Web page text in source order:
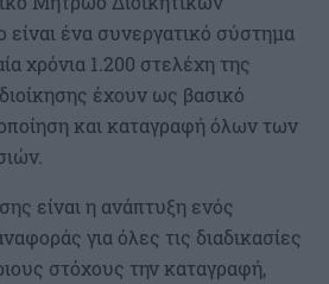
είναι ένα συνεργατικό σύστημα
χρόνια 1.200 στελέχη της
έχουν ως βασικό
και καταγραφή όλων των
είναι η ανάπτυξη ενός
για όλες τις διαδικασίες
στόχους την καταγραφή,